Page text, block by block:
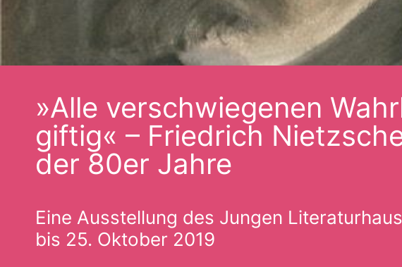
»Alle verschwiegenen
giftig« – Friedrich
der 80er Jahre
Eine Ausstellung des Jungen
bis 25. Oktober 2019